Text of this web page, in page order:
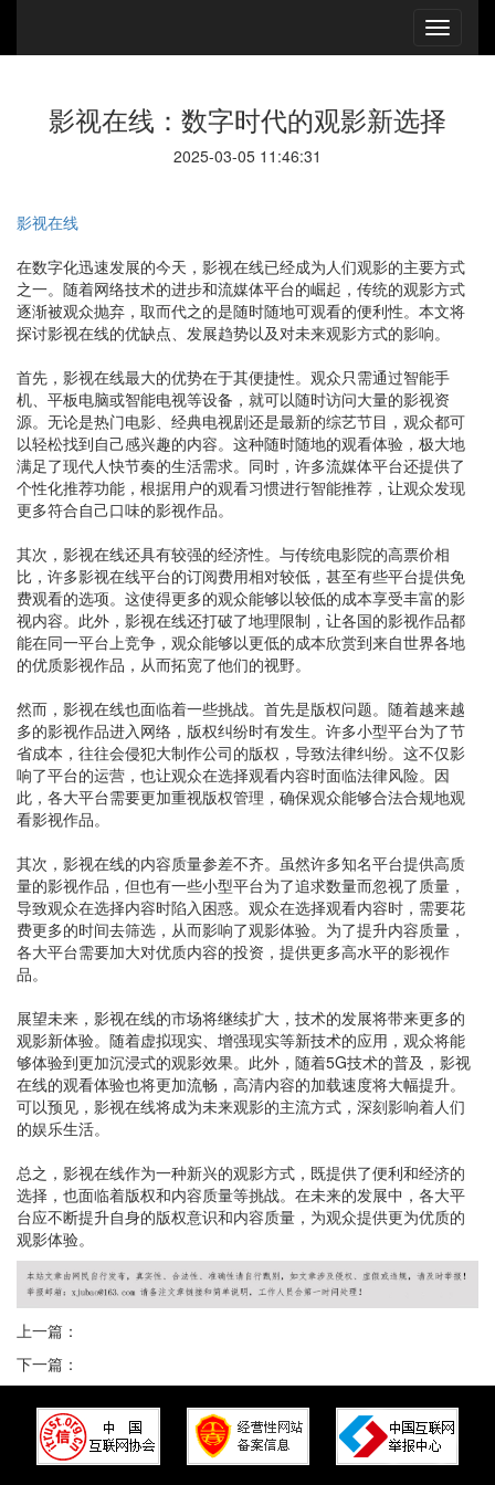
影视在线：数字时代的观影新选择
2025-03-05 11:46:31
影视在线
在数字化迅速发展的今天，影视在线已经成为人们观影的主要方式
之一。随着网络技术的进步和流媒体平台的崛起，传统的观影方式
逐渐被观众抛弃，取而代之的是随时随地可观看的便利性。本文将
探讨影视在线的优缺点、发展趋势以及对未来观影方式的影响。
首先，影视在线最大的优势在于其便捷性。观众只需通过智能手
机、平板电脑或智能电视等设备，就可以随时访问大量的影视资
源。无论是热门电影、经典电视剧还是最新的综艺节目，观众都可
以轻松找到自己感兴趣的内容。这种随时随地的观看体验，极大地
满足了现代人快节奏的生活需求。同时，许多流媒体平台还提供了
个性化推荐功能，根据用户的观看习惯进行智能推荐，让观众发现
更多符合自己口味的影视作品。
其次，影视在线还具有较强的经济性。与传统电影院的高票价相
比，许多影视在线平台的订阅费用相对较低，甚至有些平台提供免
费观看的选项。这使得更多的观众能够以较低的成本享受丰富的影
视内容。此外，影视在线还打破了地理限制，让各国的影视作品都
能在同一平台上竞争，观众能够以更低的成本欣赏到来自世界各地
的优质影视作品，从而拓宽了他们的视野。
然而，影视在线也面临着一些挑战。首先是版权问题。随着越来越
多的影视作品进入网络，版权纠纷时有发生。许多小型平台为了节
省成本，往往会侵犯大制作公司的版权，导致法律纠纷。这不仅影
响了平台的运营，也让观众在选择观看内容时面临法律风险。因
此，各大平台需要更加重视版权管理，确保观众能够合法合规地观
看影视作品。
其次，影视在线的内容质量参差不齐。虽然许多知名平台提供高质
量的影视作品，但也有一些小型平台为了追求数量而忽视了质量，
导致观众在选择内容时陷入困惑。观众在选择观看内容时，需要花
费更多的时间去筛选，从而影响了观影体验。为了提升内容质量，
各大平台需要加大对优质内容的投资，提供更多高水平的影视作
品。
展望未来，影视在线的市场将继续扩大，技术的发展将带来更多的
观影新体验。随着虚拟现实、增强现实等新技术的应用，观众将能
够体验到更加沉浸式的观影效果。此外，随着5G技术的普及，影视
在线的观看体验也将更加流畅，高清内容的加载速度将大幅提升。
可以预见，影视在线将成为未来观影的主流方式，深刻影响着人们
的娱乐生活。
总之，影视在线作为一种新兴的观影方式，既提供了便利和经济的
选择，也面临着版权和内容质量等挑战。在未来的发展中，各大平
台应不断提升自身的版权意识和内容质量，为观众提供更为优质的
观影体验。
上一篇：
下一篇：